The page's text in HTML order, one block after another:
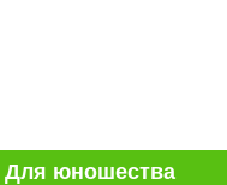
Для юношества